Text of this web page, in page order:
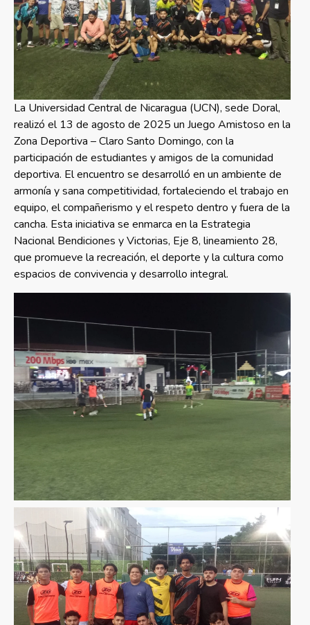
La Universidad Central de Nicaragua (UCN), sede Doral,
realizó el 13 de agosto de 2025 un Juego Amistoso en la
Zona Deportiva – Claro Santo Domingo, con la
participación de estudiantes y amigos de la comunidad
deportiva. El encuentro se desarrolló en un ambiente de
armonía y sana competitividad, fortaleciendo el trabajo en
equipo, el compañerismo y el respeto dentro y fuera de la
cancha. Esta iniciativa se enmarca en la Estrategia
Nacional Bendiciones y Victorias, Eje 8, lineamiento 28,
que promueve la recreación, el deporte y la cultura como
espacios de convivencia y desarrollo integral.